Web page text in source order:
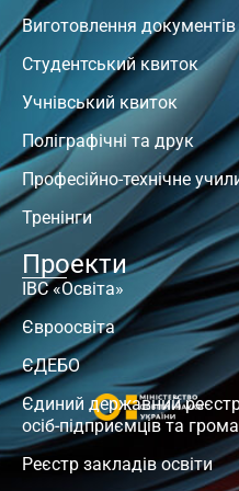
Виготовлення документів
Студентський квиток
Учнівський квиток
Поліграфічні та друк
Професійно-технічне
Тренінги
Проекти
ІВС «Освіта»
Євроосвіта
ЄДЕБО
Єдиний державний
осіб-підприємців та
Реєстр закладів освіти